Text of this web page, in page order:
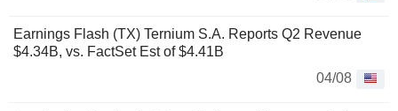
Earnings Flash (TX) Ternium S.A. Reports Q2 Revenue
$4.34B, vs. FactSet Est of $4.41B
04/08